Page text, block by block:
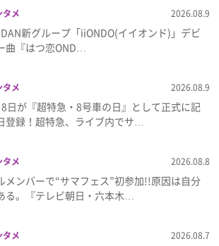
タメ 2026.08.9
新グループ「iiONDO(イイオンド)」デビ
曲『はつ恋OND…
タメ 2026.08.9
日が『超特急・8号車の日』として正式に記
登録！超特急、ライブ内でサ…
タメ 2026.08.8
メンバーで“サマフェス”初参加!!原因は自分
る。『テレビ朝日・六本木…
タメ 2026.08.7